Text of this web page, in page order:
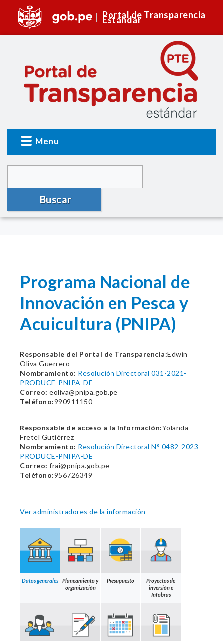
Portal de Transparencia
Estándar
Menu
Buscar
Programa Nacional de
Innovación en Pesca y
Acuicultura (PNIPA)
Responsable del Portal de Transparencia:Edwin
Oliva Guerrero
Nombramiento: Resolución Directoral 031-2021-
PRODUCE-PNIPA-DE
Correo: eoliva@pnipa.gob.pe
Teléfono:990911150
Responsable de acceso a la información:Yolanda
Fretel Gutiérrez
Nombramiento: Resolución Directoral N° 0482-2023-
PRODUCE-PNIPA-DE
Correo: frai@pnipa.gob.pe
Teléfono:956726349
Ver administradores de la información
Datos generales
Planeamiento y
organización
Presupuesto
Proyectos de
inversión e
Infobras